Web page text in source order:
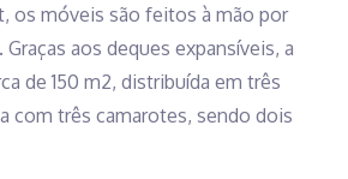
os móveis são feitos à mão por
aos deques expansíveis, a
de 150 m2, distribuída em três
com três camarotes, sendo dois